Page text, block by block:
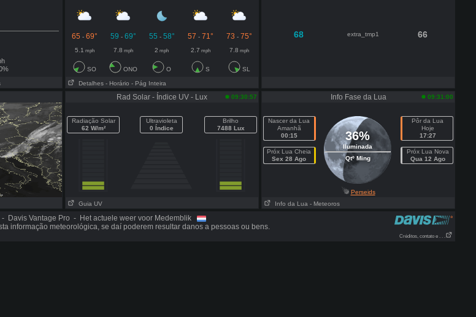
65 - 69° 59 - 69° 55 - 58° 57 - 71° 73 - 75°
5.1 mph 7.8 mph 2 mph 2.7 mph 7.8 mph
SO ONO O S SL
Detalhes - Horário - Pág Inteira
68 extra_tmp1 66
Rad Solar - Índice UV - Lux 09:30:57
Radiação Solar
62 W/m²
Ultravioleta
0 Índice
Brilho
7488 Lux
Guia UV
Info Fase da Lua 09:31:00
Nascer da Lua
Amanhã
00:15
Próx Lua Cheia
Sex 28 Ago
36%
Iluminada
Qtº Ming
Pôr da Lua
Hoje
17:27
Próx Lua Nova
Qua 12 Ago
Perseids
Info da Lua - Meteoros
Davis Vantage Pro - Het actuele weer voor Medemblik
informação meteorológica, se daí poderem resultar danos a pessoas ou bens.
Créditos, contato e . . .